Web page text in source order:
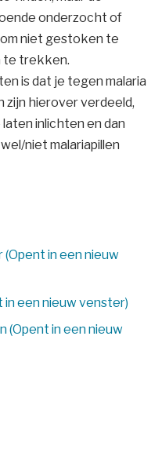
onderzocht of
niet gestoken te
te trekken.
is dat je tegen malaria
zijn hierover verdeeld,
inlichten en dan
niet malariapillen
in een nieuw
in een nieuw venster)
(Opent in een nieuw